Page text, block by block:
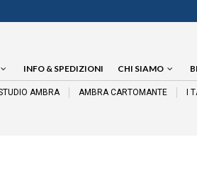
INFO & SPEDIZIONI CHI SIAMO
AMBRA AMBRA CARTOMANTE I